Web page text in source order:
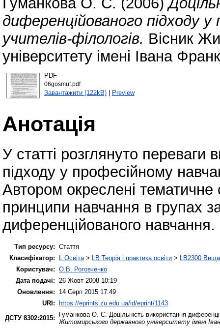
диференційованого підходу у
учителів-філологів. Вісник
університету імені Івана
PDF
06gosmuf.pdf
Завантажити (122kB)| Preview
Анотація
У статті розглянуто
підходу у професійному
Автором окреслені тематичне
принципи навчання в групах
диференційованого навчання.
Тип ресурсу: Стаття
Класифікатор:
L Освіта > LB Теорія і практика освіти > LB2300 Вища
Користувач: О.В. Роговченко
Дата подачі:
26 Жовт 2008 10:19
Оновлення:
14 Серп 2015 17:49
URI: https://eprints.zu.edu.ua/id/eprint/1143
ДСТУ 8302:2015:
Гуманкова О. С. Доцільність використання
Житомирського державного університету імені